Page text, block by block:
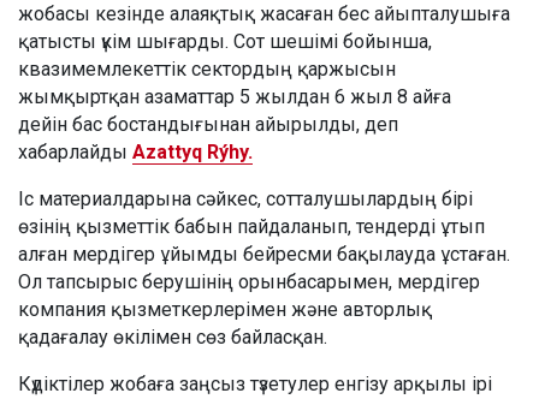
жобасы кезінде алаяқтық жасаған бес айыпталушыға
қатысты үкім шығарды. Сот шешімі бойынша,
квазимемлекеттік сектордың қаржысын
жымқыртқан азаматтар 5 жылдан 6 жыл 8 айға
дейін бас бостандығынан айырылды, деп
хабарлайды Azattyq Rýhy.
Іс материалдарына сәйкес, сотталушылардың бірі
өзінің қызметтік бабын пайдаланып, тендерді ұтып
алған мердігер ұйымды бейресми бақылауда ұстаған.
Ол тапсырыс берушінің орынбасарымен, мердігер
компания қызметкерлерімен және авторлық
қадағалау өкілімен сөз байласқан.
Күдіктілер жобаға заңсыз түзетулер енгізу арқылы ірі